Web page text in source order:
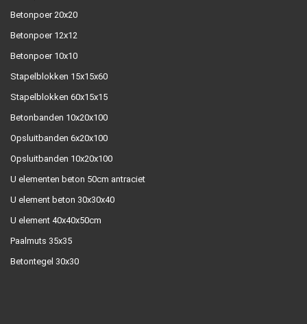
Betonpoer 20x20
Betonpoer 12x12
Betonpoer 10x10
Stapelblokken 15x15x60
Stapelblokken 60x15x15
Betonbanden 10x20x100
Opsluitbanden 6x20x100
Opsluitbanden 10x20x100
U elementen beton 50cm antraciet
U element beton 30x30x40
U element 40x40x50cm
Paalmuts 35x35
Betontegel 30x30